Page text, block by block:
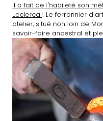
Il a fait de l'habileté son
Leclercq ! Le ferronnier
atelier, situé non loin de
savoir-faire ancestral et
composer avec le